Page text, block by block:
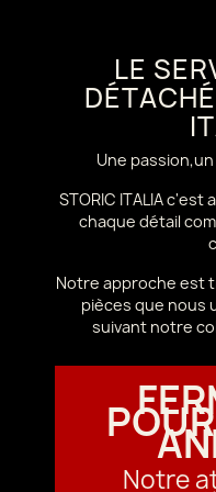
LE
Une
STORIC ITALIA
chaque détail
Notre approche est
pièces que nous
suivant notre
Notre